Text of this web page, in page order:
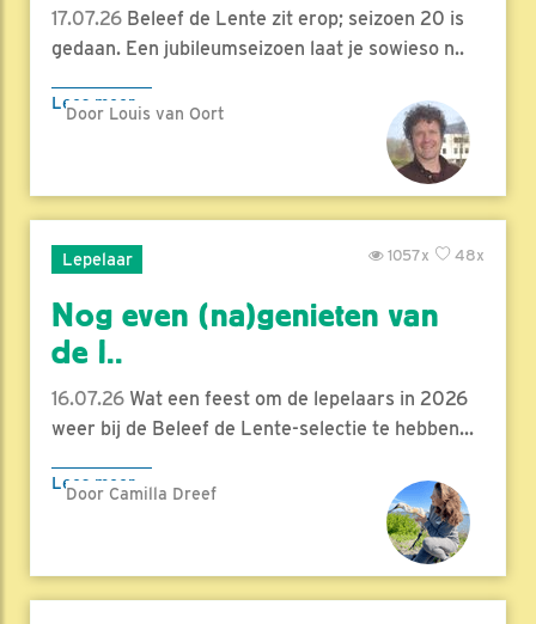
17.07.26 Beleef de Lente zit erop; seizoen 20 is
gedaan. Een jubileumseizoen laat je sowieso n..
Lees meer
Door Louis van Oort
Lepelaar 48x
1057x
Nog even (na)genieten van
de l..
16.07.26 Wat een feest om de lepelaars in 2026
weer bij de Beleef de Lente-selectie te hebben...
Lees meer
Door Camilla Dreef